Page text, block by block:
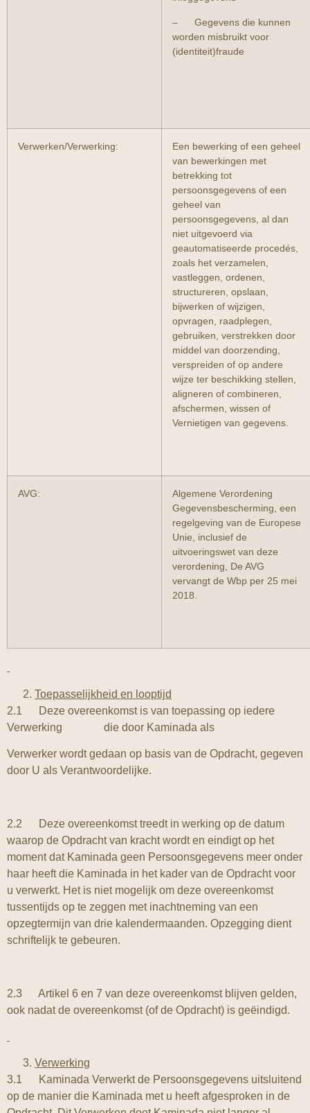
– Gegevens die kunnen
worden misbruikt voor
(identiteit)fraude
Verwerken/Verwerking:
Een bewerking of een geheel
van bewerkingen met
betrekking tot
persoonsgegevens of een
geheel van
persoonsgegevens, al dan
niet uitgevoerd via
geautomatiseerde procedés,
zoals het verzamelen,
vastleggen, ordenen,
structureren, opslaan,
bijwerken of wijzigen,
opvragen, raadplegen,
gebruiken, verstrekken door
middel van doorzending,
verspreiden of op andere
wijze ter beschikking stellen,
aligneren of combineren,
afschermen, wissen of
Vernietigen van gegevens.
AVG:
Algemene Verordening
Gegevensbescherming, een
regelgeving van de Europese
Unie, inclusief de
uitvoeringswet van deze
verordening, De AVG
vervangt de Wbp per 25 mei
2018.
Toepasselijkheid en looptijd
2.1 Deze overeenkomst is van toepassing op iedere
Verwerking die door Kaminada als
Verwerker wordt gedaan op basis van de Opdracht, gegeven
door U als Verantwoordelijke.
2.2 Deze overeenkomst treedt in werking op de datum
waarop de Opdracht van kracht wordt en eindigt op het
moment dat Kaminada geen Persoonsgegevens meer onder
haar heeft die Kaminada in het kader van de Opdracht voor
u verwerkt. Het is niet mogelijk om deze overeenkomst
tussentijds op te zeggen met inachtneming van een
opzegtermijn van drie kalendermaanden. Opzegging dient
schriftelijk te gebeuren.
2.3 Artikel 6 en 7 van deze overeenkomst blijven gelden,
ook nadat de overeenkomst (of de Opdracht) is geëindigd.
Verwerking
3.1 Kaminada Verwerkt de Persoonsgegevens uitsluitend
op de manier die Kaminada met u heeft afgesproken in de